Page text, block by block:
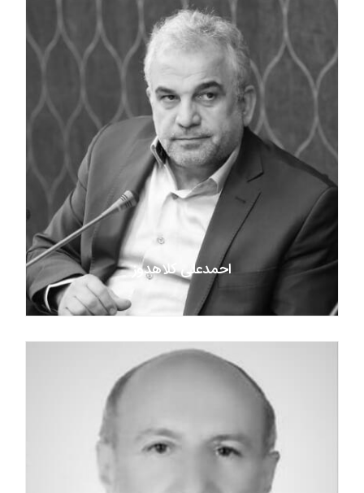
احمدعلی کلاهدوز